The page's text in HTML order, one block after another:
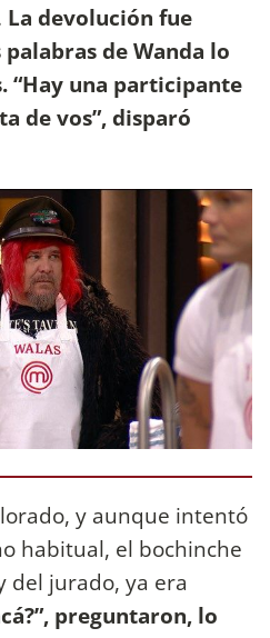
La devolución fue
de Wanda lo
“Hay una participante
de vos”, disparó
y aunque intentó
habitual, el bochinche
del jurado, ya era
preguntaron, lo